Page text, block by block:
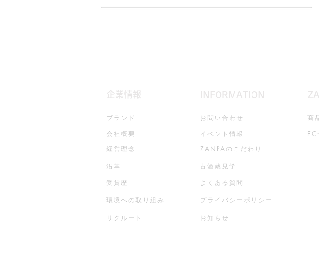
企業情報
ブランド
会社概要
経営理念
沿革
受賞歴
環境への取り組み
リクルート
INFORMATION
お問い合わせ
イベント情報
ZANPAのこだわり
古酒蔵見学
よくある質問
プライバシーポリシー
お知らせ
商
EC